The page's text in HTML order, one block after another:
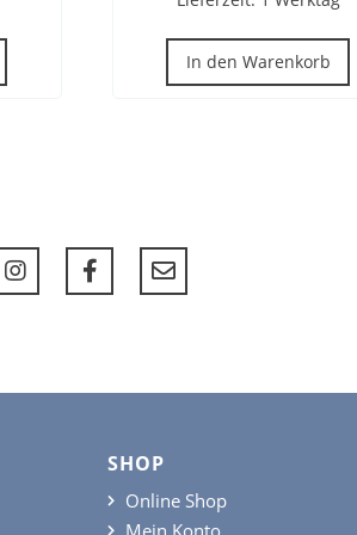
In den Warenkorb
SHOP
Online Shop